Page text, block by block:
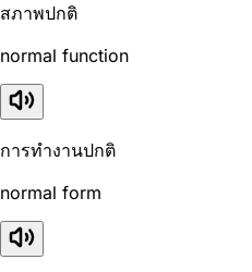
สภาพปกติ
normal function
การทำงานปกติ
normal form